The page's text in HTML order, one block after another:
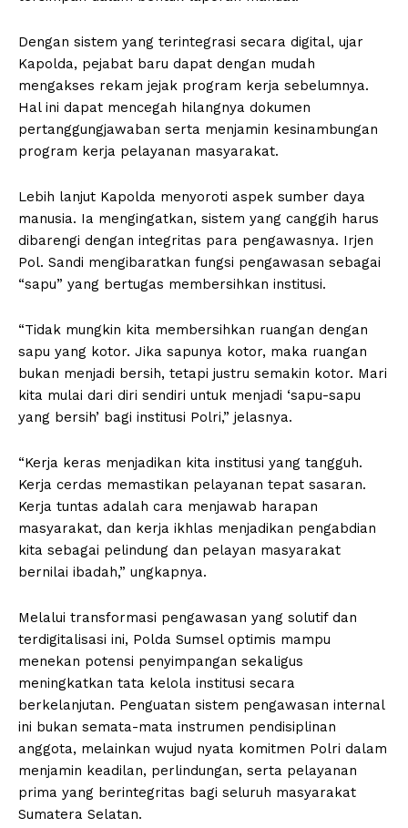
Dengan sistem yang terintegrasi secara digital, ujar
Kapolda, pejabat baru dapat dengan mudah
mengakses rekam jejak program kerja sebelumnya.
Hal ini dapat mencegah hilangnya dokumen
pertanggungjawaban serta menjamin kesinambungan
program kerja pelayanan masyarakat.
Lebih lanjut Kapolda menyoroti aspek sumber daya
manusia. Ia mengingatkan, sistem yang canggih harus
dibarengi dengan integritas para pengawasnya. Irjen
Pol. Sandi mengibaratkan fungsi pengawasan sebagai
“sapu” yang bertugas membersihkan institusi.
“Tidak mungkin kita membersihkan ruangan dengan
sapu yang kotor. Jika sapunya kotor, maka ruangan
bukan menjadi bersih, tetapi justru semakin kotor. Mari
kita mulai dari diri sendiri untuk menjadi ‘sapu-sapu
yang bersih’ bagi institusi Polri,” jelasnya.
“Kerja keras menjadikan kita institusi yang tangguh.
Kerja cerdas memastikan pelayanan tepat sasaran.
Kerja tuntas adalah cara menjawab harapan
masyarakat, dan kerja ikhlas menjadikan pengabdian
kita sebagai pelindung dan pelayan masyarakat
bernilai ibadah,” ungkapnya.
Melalui transformasi pengawasan yang solutif dan
terdigitalisasi ini, Polda Sumsel optimis mampu
menekan potensi penyimpangan sekaligus
meningkatkan tata kelola institusi secara
berkelanjutan. Penguatan sistem pengawasan internal
ini bukan semata-mata instrumen pendisiplinan
anggota, melainkan wujud nyata komitmen Polri dalam
menjamin keadilan, perlindungan, serta pelayanan
prima yang berintegritas bagi seluruh masyarakat
Sumatera Selatan.